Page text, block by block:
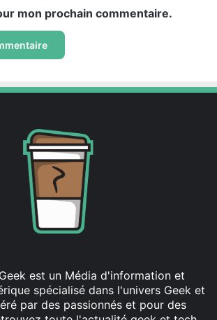
mon prochain commentaire.
est un Média d'information et
spécialisé dans l'univers Geek et
par des passionnés et pour des